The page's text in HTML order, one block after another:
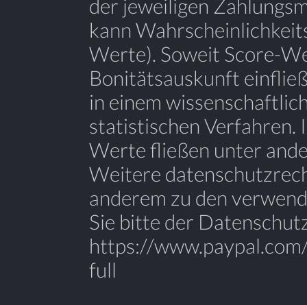
der jeweiligen
kann
Werte). Soweit Score-
Bonitätsauskunft
in einem
statistischen Verfahren.
Werte fließen unter
Weitere
anderem zu den
Sie bitte der
https://
full